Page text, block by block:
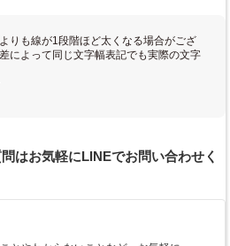
りも線が1段階ほど太くなる場合がござ
によって同じ文字幅表記でも実際の文字
はお気軽にLINEでお問い合わせく